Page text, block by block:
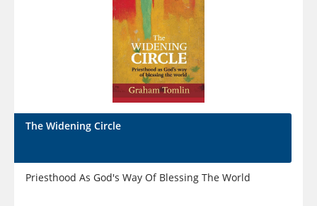
The Widening Circle
Priesthood As God's Way Of Blessing The World